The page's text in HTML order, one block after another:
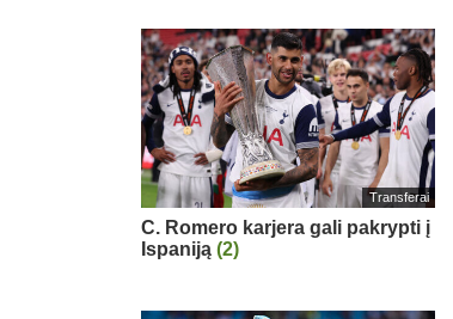
Transferai
C. Romero karjera gali pakrypti į
Ispaniją (2)